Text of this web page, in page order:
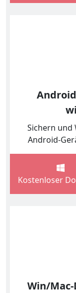
Sichern und
Android-
Kostenloser
Win/